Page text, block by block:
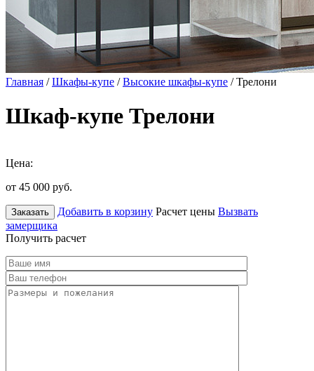
Главная /Шкафы-купе /Высокие шкафы-купе / Трелони
Шкаф-купе Трелони
Цена:
от 45 000 руб.
Заказать Добавить в корзину Расчет цены Вызвать
замерщика
Получить расчет